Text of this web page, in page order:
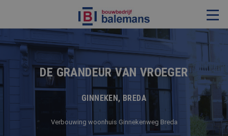
VERBOUWING & RENOVATIE
RESTAURATIE
KOZIJNEN & TIMMERWERK
KLEINERE WERKEN & ONDERHOUD
ADVIES
DE GRANDEUR VAN VROEGER
GINNEKEN, BREDA
Verbouwing woonhuis Ginnekenweg Breda